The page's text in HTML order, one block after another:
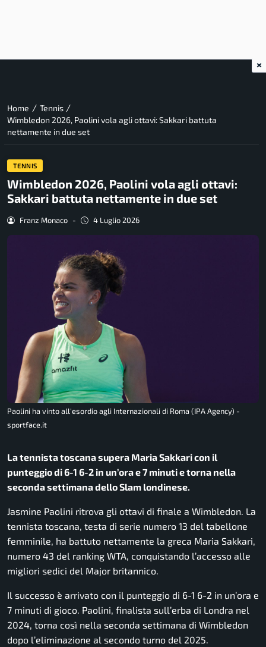
Home / Tennis /
Wimbledon 2026, Paolini vola agli ottavi: Sakkari battuta
nettamente in due set
TENNIS
Wimbledon 2026, Paolini vola agli ottavi:
Sakkari battuta nettamente in due set
Franz Monaco - 4 Luglio 2026
Paolini ha vinto all'esordio agli Internazionali di Roma (IPA Agency) -
sportface.it
La tennista toscana supera Maria Sakkari con il
punteggio di 6-1 6-2 in un’ora e 7 minuti e torna nella
seconda settimana dello Slam londinese.
Jasmine Paolini ritrova gli ottavi di finale a Wimbledon. La
tennista toscana, testa di serie numero 13 del tabellone
femminile, ha battuto nettamente la greca Maria Sakkari,
numero 43 del ranking WTA, conquistando l’accesso alle
migliori sedici del Major britannico.
Il successo è arrivato con il punteggio di 6-1 6-2 in un’ora e
7 minuti di gioco. Paolini, finalista sull’erba di Londra nel
2024, torna così nella seconda settimana di Wimbledon
dopo l’eliminazione al secondo turno del 2025.
×